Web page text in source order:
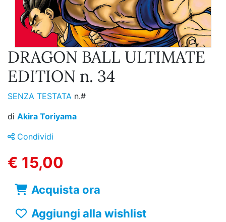
DRAGON BALL ULTIMATE
EDITION n. 34
SENZA TESTATA n.#
di Akira Toriyama
Condividi
€ 15,00
Acquista ora
Aggiungi alla wishlist